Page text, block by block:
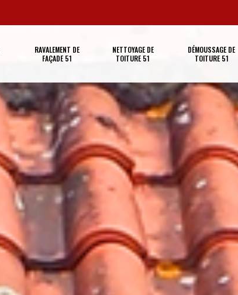
RAVALEMENT DE
FAÇADE 51
NETTOYAGE DE
TOITURE 51
DÉMOUSSAGE DE
TOITURE 51